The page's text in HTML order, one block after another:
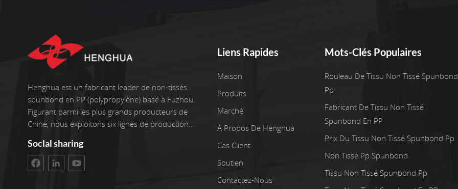
Henghua est un fabricant leader de non-tissés
spunbond en PP (polypropylène) basé à Fuzhou.
Figurant parmi les plus grands producteurs de
Chine, nous exploitons six lignes de production
installations couvrent une superficie d'atelier de
3 400 m². L'investissement brut s'élève à 100
millions de yuans. Nous sommes fiers de plus
Soclal sharing
Liens Rapides
Maison
Produits
Marché
À Propos De Henghua
Cas Client
Soutien
Contactez-Nous
Mots-Clés Populaires
Rouleau De Tissu Non Tissé Spunbond
Pp
Fabricant De Tissu Non Tissé
Spunbond En PP
Prix Du Tissu Non Tissé Spunbond Pp
Non Tissé Pp Spunbond
Tissu Non Tissé Spunbond Pp